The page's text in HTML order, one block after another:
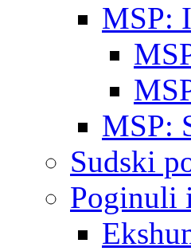
MSP:
MSP:
Sudski
Poginuli